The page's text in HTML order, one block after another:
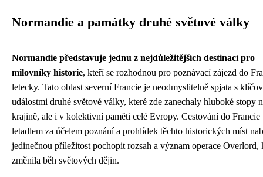
Normandie a památky druhé světové války
Normandie představuje jednu z nejdůležitějších destinací pro
milovníky historie, kteří se rozhodnou pro poznávací zájezd do
letecky. Tato oblast severní Francie je neodmyslitelně spjata s
událostmi druhé světové války, které zde zanechaly hluboké stopy
krajině, ale i v kolektivní paměti celé Evropy. Cestování do Francie
letadlem za účelem poznání a prohlídek těchto historických míst
jedinečnou příležitost pochopit rozsah a význam operace Overlord,
změnila běh světových dějin.